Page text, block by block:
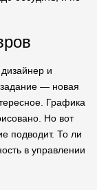
и
задание — новая
Графика
Но вот
подводит. То ли
в управлении